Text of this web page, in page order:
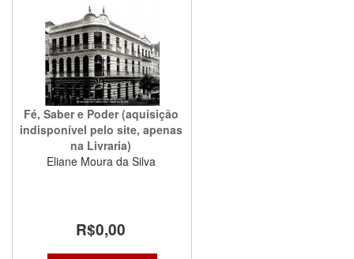
Fé, Saber e Poder (aquisição
indisponível pelo site, apenas
na Livraria)
Eliane Moura da Silva
R$0,00